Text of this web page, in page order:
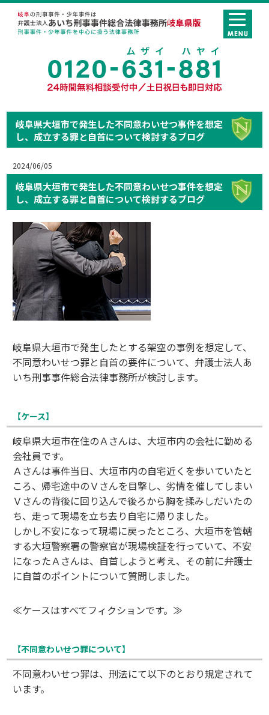
岐阜県大垣市で発生した不同意わいせつ事件を想定
し、成立する罪と自首について検討するブログ
2024/06/05
岐阜県大垣市で発生した不同意わいせつ事件を想定
し、成立する罪と自首について検討するブログ
岐阜県大垣市で発生したとする架空の事例を想定して、
不同意わいせつ罪と自首の要件について、弁護士法人あ
いち刑事事件総合法律事務所が検討します。
【ケース】
岐阜県大垣市在住のＡさんは、大垣市内の会社に勤める
会社員です。
Ａさんは事件当日、大垣市内の自宅近くを歩いていたと
ころ、帰宅途中のＶさんを目撃し、劣情を催してしまい
Ｖさんの背後に回り込んで後ろから胸を揉みしだいたの
ち、走って現場を立ち去り自宅に帰りました。
しかし不安になって現場に戻ったところ、大垣市を管轄
する大垣警察署の警察官が現場検証を行っていて、不安
になったＡさんは、自首しようと考え、その前に弁護士
に自首のポイントについて質問しました。
≪ケースはすべてフィクションです。≫
【不同意わいせつ罪について】
不同意わいせつ罪は、刑法にて以下のとおり規定されて
います。